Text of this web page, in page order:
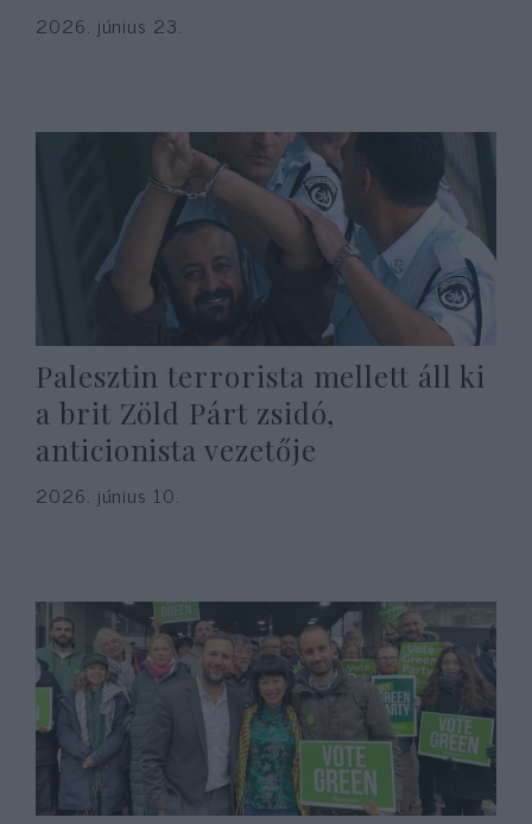
2026. június 23.
Palesztin terrorista mellett áll ki
a brit Zöld Párt zsidó,
anticionista vezetője
2026. június 10.